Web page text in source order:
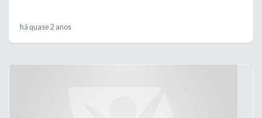
há quase 2 anos